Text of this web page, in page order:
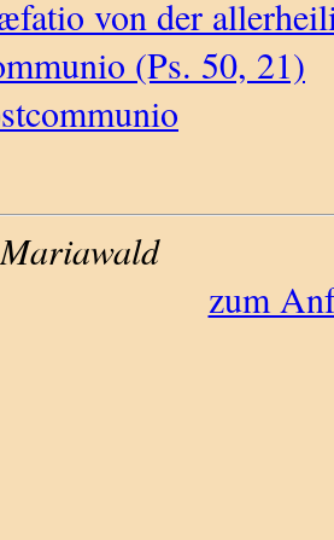
von der
(Ps. 50, 21)
zum